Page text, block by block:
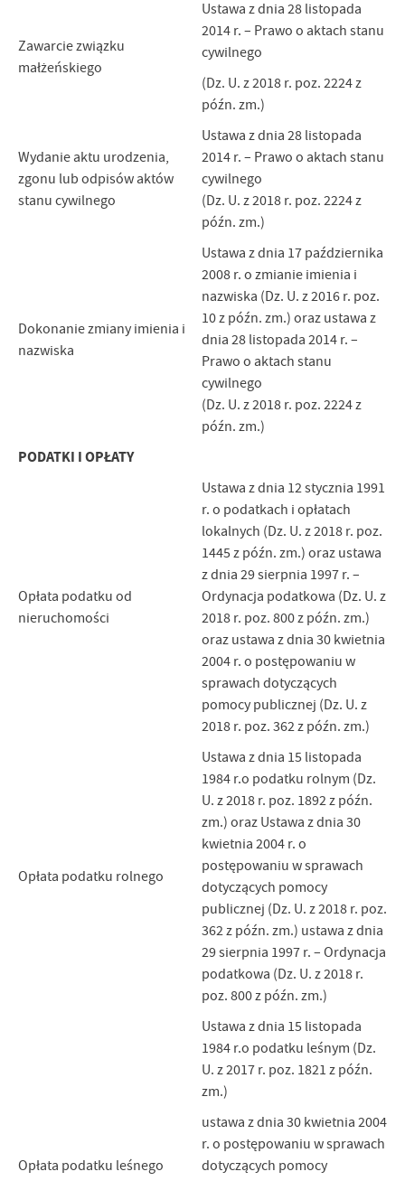
Zawarcie związku
małżeńskiego
Ustawa z dnia 28 listopada
2014 r. – Prawo o aktach stanu
cywilnego
(Dz. U. z 2018 r. poz. 2224 z
późn. zm.)
Wydanie aktu urodzenia,
zgonu lub odpisów aktów
stanu cywilnego
Ustawa z dnia 28 listopada
2014 r. – Prawo o aktach stanu
cywilnego
(Dz. U. z 2018 r. poz. 2224 z
późn. zm.)
Dokonanie zmiany imienia i
nazwiska
Ustawa z dnia 17 października
2008 r. o zmianie imienia i
nazwiska (Dz. U. z 2016 r. poz.
10 z późn. zm.) oraz ustawa z
dnia 28 listopada 2014 r. –
Prawo o aktach stanu
cywilnego
(Dz. U. z 2018 r. poz. 2224 z
późn. zm.)
PODATKI I OPŁATY
Opłata podatku od
nieruchomości
Ustawa z dnia 12 stycznia 1991
r. o podatkach i opłatach
lokalnych (Dz. U. z 2018 r. poz.
1445 z późn. zm.) oraz ustawa
z dnia 29 sierpnia 1997 r. –
Ordynacja podatkowa (Dz. U. z
2018 r. poz. 800 z późn. zm.)
oraz ustawa z dnia 30 kwietnia
2004 r. o postępowaniu w
sprawach dotyczących
pomocy publicznej (Dz. U. z
2018 r. poz. 362 z późn. zm.)
Opłata podatku rolnego
Ustawa z dnia 15 listopada
1984 r.o podatku rolnym (Dz.
U. z 2018 r. poz. 1892 z późn.
zm.) oraz Ustawa z dnia 30
kwietnia 2004 r. o
postępowaniu w sprawach
dotyczących pomocy
publicznej (Dz. U. z 2018 r. poz.
362 z późn. zm.) ustawa z dnia
29 sierpnia 1997 r. – Ordynacja
podatkowa (Dz. U. z 2018 r.
poz. 800 z późn. zm.)
Opłata podatku leśnego
Ustawa z dnia 15 listopada
1984 r.o podatku leśnym (Dz.
U. z 2017 r. poz. 1821 z późn.
zm.)
ustawa z dnia 30 kwietnia 2004
r. o postępowaniu w sprawach
dotyczących pomocy